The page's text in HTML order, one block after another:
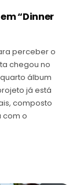
“Dinner
perceber o
chegou no
álbum
já está
composto
com o